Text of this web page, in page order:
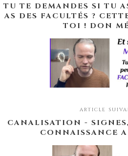
TU TE DEMANDES SI TU
AS DES FACULTÉS ?
TOI ! DON
ARTICLE
CANALISATION -
CONNAISSANCE